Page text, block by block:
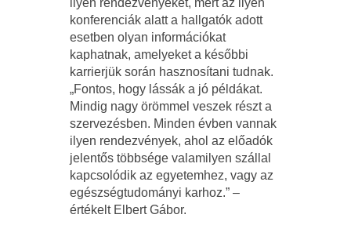
konferenciák alatt a hallgatók adott
esetben olyan információkat
kaphatnak, amelyeket a későbbi
karrierjük során hasznosítani tudnak.
„Fontos, hogy lássák a jó példákat.
Mindig nagy örömmel veszek részt a
szervezésben. Minden évben vannak
ilyen rendezvények, ahol az előadók
jelentős többsége valamilyen szállal
kapcsolódik az egyetemhez, vagy az
egészségtudományi karhoz.” –
értékelt Elbert Gábor.